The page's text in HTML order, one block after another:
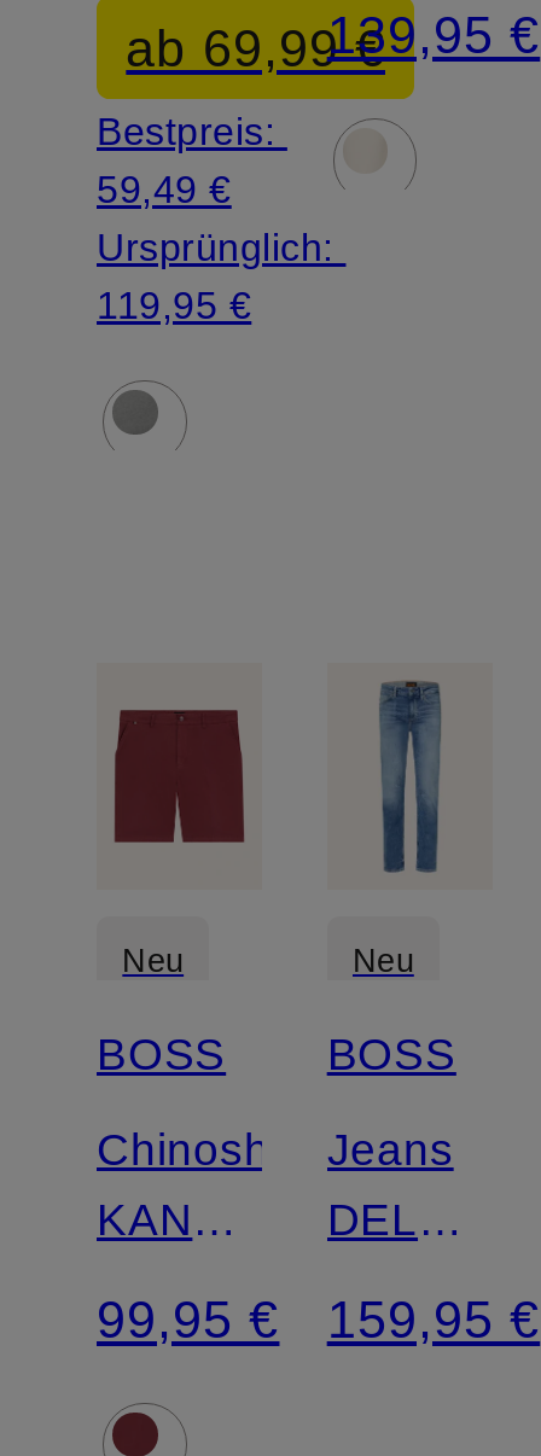
ab 69,99 €
Bestpreis:
59,49 €
Ursprünglich:
119,95 €
139,95 €
Neu
BOSS
Chinoshorts
KANE
Modern
Regular
Fit
99,95 €
Neu
BOSS
Jeans
Extra
Slim Fit
159,95 €